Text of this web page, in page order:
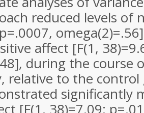
reduced levels of
affect [F(1,
during the course
relative to the
significantly
[F(1, 38)=7.09;